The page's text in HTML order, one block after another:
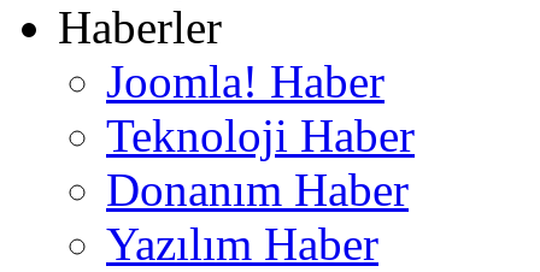
Haberler
Joomla! Haber
Teknoloji Haber
Donanım Haber
Yazılım Haber